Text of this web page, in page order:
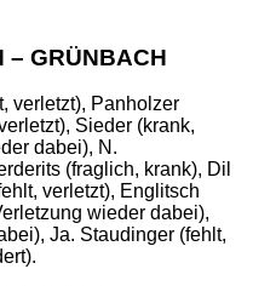
– GRÜNBACH
verletzt), Panholzer
Sieder (krank,
dabei), N.
(fraglich, krank), Dil
verletzt), Englitsch
wieder dabei),
Ja. Staudinger (fehlt,